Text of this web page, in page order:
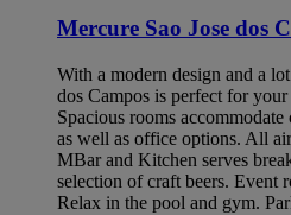
Mercure Sao Jose dos
With a modern design and a
dos Campos is perfect for
Spacious rooms
as well as office options. All
MBar and Kitchen serves
selection of craft beers. Event
Relax in the pool and gym.